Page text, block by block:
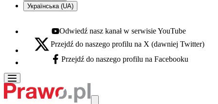
Українська (UA)
Youtube - otwiera się w nowej karcie
Odwiedź nasz kanał w serwisie YouTube
X - otwiera się w nowej karcie
Przejdź do naszego profilu na X (dawniej Twitter)
Facebook - otwiera się w nowej karcie
Przejdź do naszego profilu na Facebooku